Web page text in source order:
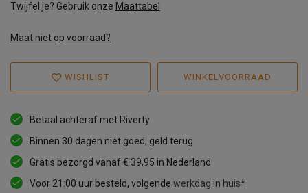
Twijfel je? Gebruik onze Maattabel
Maat niet op voorraad?
WISHLIST WINKELVOORRAAD
Betaal achteraf met Riverty
Binnen 30 dagen niet goed, geld terug
Gratis bezorgd vanaf € 39,95 in Nederland
Voor 21:00 uur besteld, volgende werkdag in huis*